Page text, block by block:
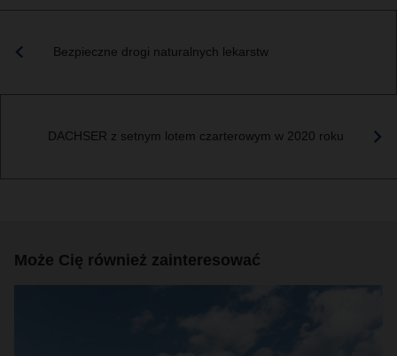
Bezpieczne drogi naturalnych lekarstw
DACHSER z setnym lotem czarterowym w 2020 roku
Może Cię również zainteresować